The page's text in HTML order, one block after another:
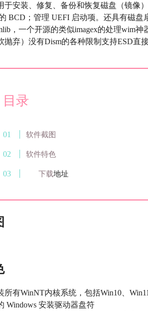
于安装、修复、备份和恢复磁盘（镜像
BCD；管理 UEFI 启动项。还具有磁
，一个开源的类似imagex的处理wim神
抛弃）没有Dism的各种限制支持ESD直
目录
软件截图
软件特色
下载地址
所有WinNT内核系统，包括Win10、Win11
Windows 安装驱动器盘符